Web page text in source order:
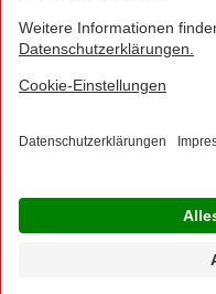
Jetzt Ihre NORMA
mehr
Geben Sie über "Meine Filiale"